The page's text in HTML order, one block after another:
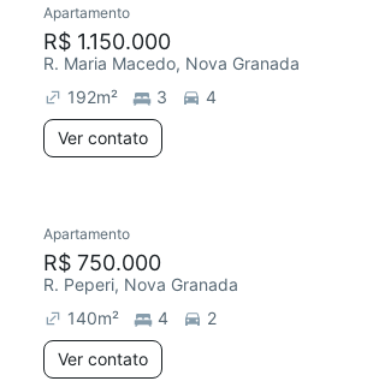
Apartamento
R$ 1.150.000
R. Maria Macedo, Nova Granada
192m² 3
4
Ver contato
Apartamento
R$ 750.000
R. Peperi, Nova Granada
140m² 4
2
Ver contato